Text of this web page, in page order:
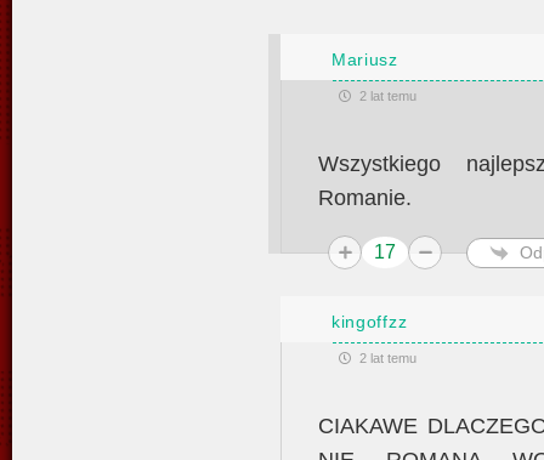
Mariusz
2 lat temu
Wszystkiego
Romanie.
17
kingoffzz
2 lat temu
CIAKAWE